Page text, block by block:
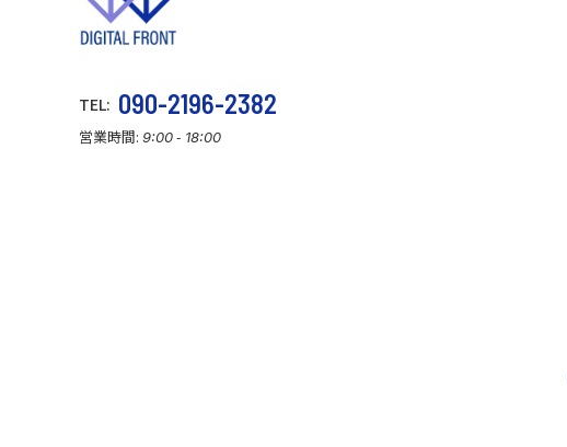
TEL: 090-2196-2382
営業時間: 9:00- 18:00